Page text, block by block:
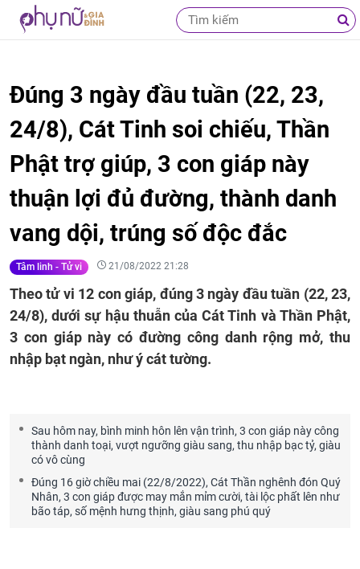
Đúng 3 ngày đầu tuần (22, 23,
24/8), Cát Tinh soi chiếu, Thần
Phật trợ giúp, 3 con giáp này
thuận lợi đủ đường, thành danh
vang dội, trúng số độc đắc
Tâm linh - Tử vi 21/08/2022 21:28
Theo tử vi 12 con giáp, đúng 3 ngày đầu tuần (22, 23,
24/8), dưới sự hậu thuẫn của Cát Tinh và Thần Phật,
3 con giáp này có đường công danh rộng mở, thu
nhập bạt ngàn, như ý cát tường.
Sau hôm nay, bình minh hôn lên vận trình, 3 con giáp này công
thành danh toại, vượt ngưỡng giàu sang, thu nhập bạc tỷ, giàu
có vô cùng
Đúng 16 giờ chiều mai (22/8/2022), Cát Thần nghênh đón Quý
Nhân, 3 con giáp được may mắn mỉm cười, tài lộc phất lên như
bão táp, số mệnh hưng thịnh, giàu sang phú quý